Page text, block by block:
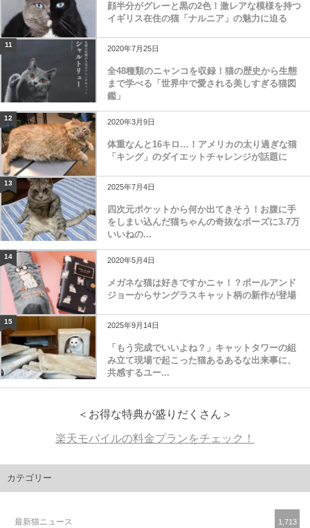
顔半分がグレーと黒の2色！激レアな模様を持つ
イギリス在住の猫「ナルニア」の魅力に迫る
11 2020年7月25日
全48種類のニャンコを収録！猫の歴史から生態
まで学べる「世界中で愛される美しすぎる猫図
鑑」
12 2020年3月9日
体重なんと16キロ…！アメリカの太り過ぎな猫
「キング」のダイエットチャレンジが話題に
13 2025年7月4日
四次元ポケットから何か出てきそう！お腹に手
をしまい込んだ猫ちゃんの奇抜なポーズに3.7万
いいねの...
14 2020年5月4日
メガネな猫は好きですかニャ！？ポールアンド
ジョーからサングラスキャット柄の新作が登場
15 2025年9月14日
「もう完成でいいよね？」キャットタワーの組
み立て現場で起こった猫あるあるな出来事に、
共感するユー...
＜お得な特典が盛りだくさん＞
楽天モバイルの料金プランをチェック！
カテゴリー
最新猫ニュース 1,713